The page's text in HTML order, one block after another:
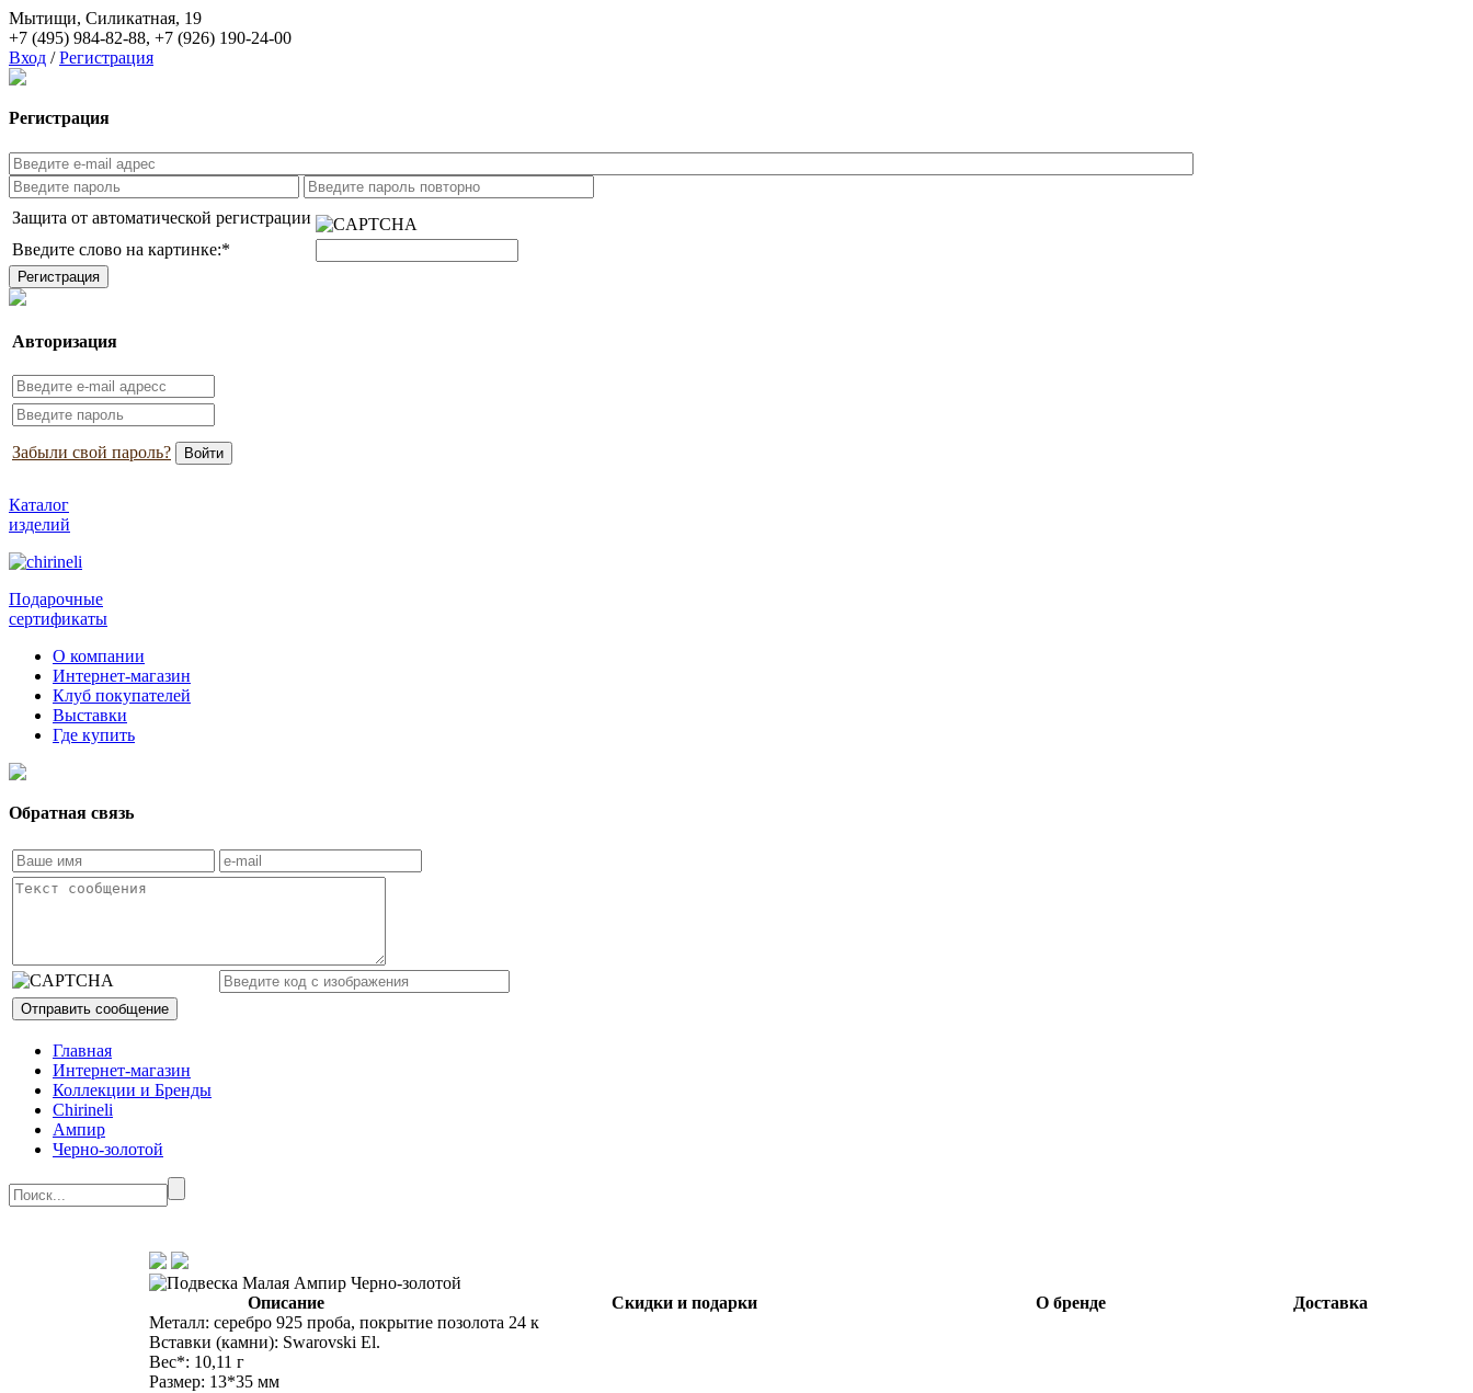
Мытищи, Силикатная, 19
+7 (495) 984-82-88, +7 (926) 190-24-00
Вход / Регистрация
Регистрация
Защита от автоматической регистрации
Введите слово на картинке:*
Авторизация
Забыли свой пароль?
Каталог
изделий
Подарочные
сертификаты
О компании
Интернет-магазин
Клуб покупателей
Выставки
Где купить
Обратная связь
Главная
Интернет-магазин
Коллекции и Бренды
Chirineli
Ампир
Черно-золотой
Описание Скидки и подарки О бренде
Доставка
Металл: серебро 925 проба, покрытие позолота 24 к
Вставки (камни): Swarovski El.
Вес*: 10,11 г
Размер: 13*35 мм